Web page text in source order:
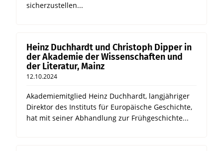
sicherzustellen...
Heinz Duchhardt und Christoph Dipper in
der Akademie der Wissenschaften und
der Literatur, Mainz
12.10.2024
Akademiemitglied Heinz Duchhardt, langjähriger
Direktor des Instituts für Europäische Geschichte,
hat mit seiner Abhandlung zur Frühgeschichte...